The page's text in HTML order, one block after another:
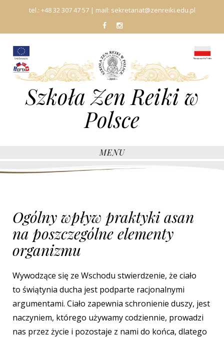
tel.: +48 32 307 47 57| mail: sekretariat@zenreiki.edu.pl
fb In
Szkoła Zen Reiki w
Polsce
MENU
Ogólny wpływ praktyki asan
na poszczególne elementy
organizmu
Wywodzące się ze Wschodu stwierdzenie, że ciało
to świątynia ducha jest podparte racjonalnymi
argumentami. Ciało zapewnia schronienie duszy, jest
naczyniem, którego używamy codziennie, prowadzi
nas przez życie i pozostaje z nami do końca, dlatego